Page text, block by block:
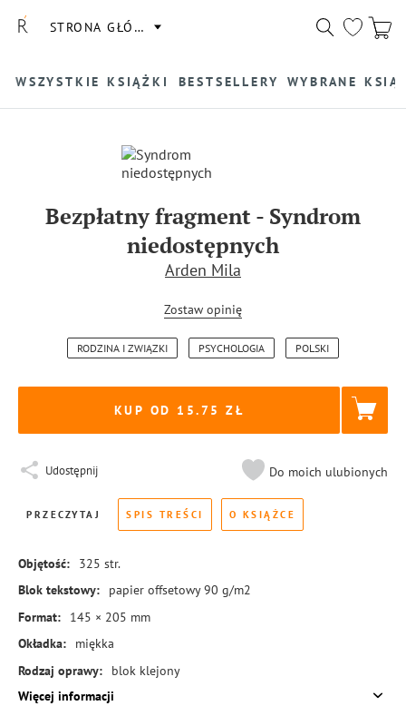
STRONA GŁÓWNA
WSZYSTKIE KSIĄŻKI BESTSELLERY WYBRANE
Bezpłatny fragment- Syndrom
niedostępnych
Arden Mila
Zostaw opinię
RODZINA I ZWIĄZKI PSYCHOLOGIA POLSKI
KUP OD 15.75
Udostępnij Do moich ulubionych
PRZECZYTAJ SPIS TREŚCI O KSIĄŻCE
Objętość: 325 str.
Blok tekstowy:
papier offsetowy 90 g/m2
Format:
145 × 205 mm
Okładka:
miękka
Rodzaj oprawy:
blok klejony
ISBN:
978-83-8455-475-3
Więcej informacji